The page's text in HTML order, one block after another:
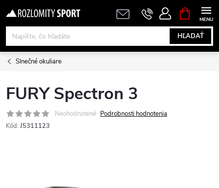
na
obsah
HĽADAŤ
KOŠÍK
Slnečné okuliare
FURY Spectron 3
Neohodnotené Podrobnosti hodnotenia
Kód: J5311123